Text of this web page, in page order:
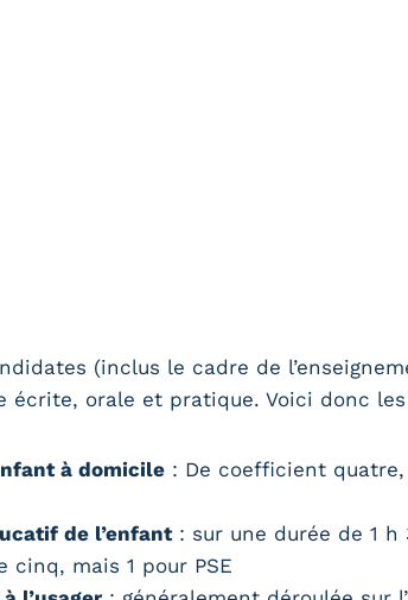
(inclus le cadre de
orale et pratique. Voici donc les
à domicile : De coefficient
de l’enfant: sur une durée de 1 h
mais 1 pour PSE